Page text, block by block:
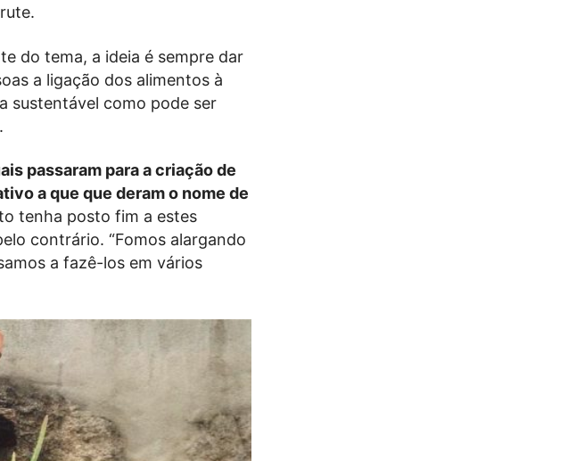
do tema, a ideia é sempre dar
a ligação dos alimentos à
sustentável como pode ser
passaram para a criação de
a que que deram o nome de
tenha posto fim a estes
contrário. “Fomos alargando
a fazê-los em vários